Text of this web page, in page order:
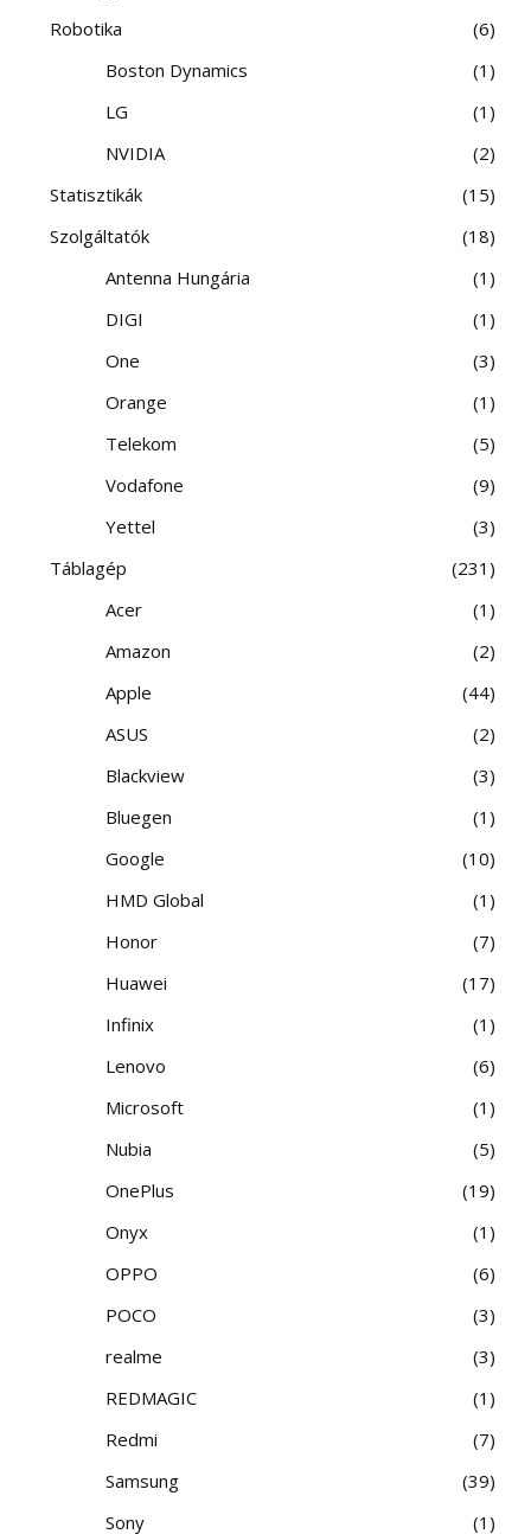
Robotika
6
Boston Dynamics
1
LG
1
NVIDIA
2
Statisztikák
15
Szolgáltatók
18
Antenna Hungária
1
DIGI
1
One
3
Orange
1
Telekom
5
Vodafone
9
Yettel
3
Táblagép
231
Acer
1
Amazon
2
Apple
44
ASUS
2
Blackview
3
Bluegen
1
Google
10
HMD Global
1
Honor
7
Huawei
17
Infinix
1
Lenovo
6
Microsoft
1
Nubia
5
OnePlus
19
Onyx
1
OPPO
6
POCO
3
realme
3
REDMAGIC
1
Redmi
7
Samsung
39
Sony
1